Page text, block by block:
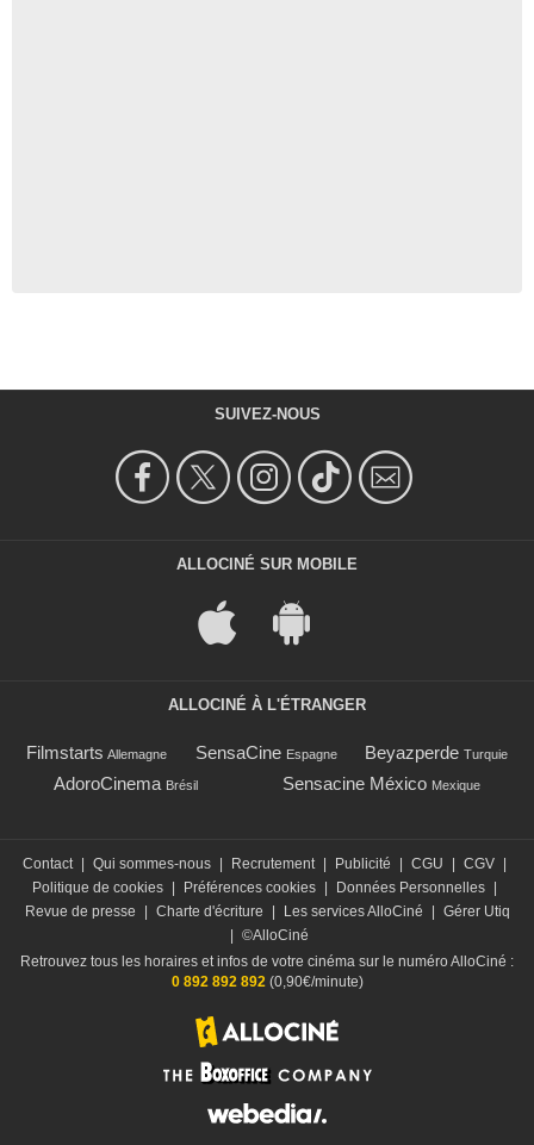
SUIVEZ-NOUS
ALLOCINÉ SUR MOBILE
ALLOCINÉ À L'ÉTRANGER
Filmstarts Allemagne SensaCine Espagne Beyazperde Turquie
AdoroCinema Brésil Sensacine México Mexique
Contact Qui sommes-nous Recrutement Publicité CGU CGV
Politique de cookies
Préférences cookies Données Personnelles
Revue de presse
Charte d'écriture Les services AlloCiné
Gérer Utiq
©AlloCiné
Retrouvez tous les horaires et infos de votre cinéma sur le numéro AlloCiné :
0 892 892 892(0,90€/minute)